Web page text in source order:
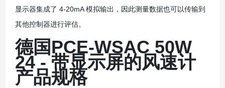
显示器集成了 4-20mA 模拟输出，因此测量数据也可以传输到
其他控制器进行评估。
德国PCE-WSAC 50W
24 - 带显示屏的风速计
产品规格